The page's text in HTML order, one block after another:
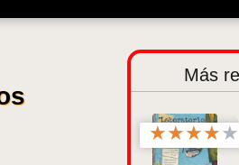
Más
★★★★★